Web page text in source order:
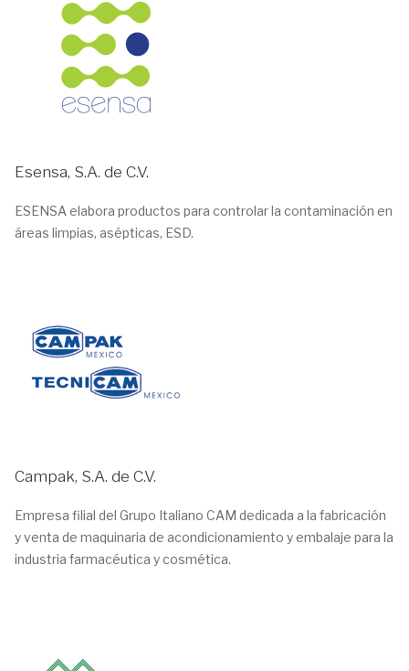
Esensa, S.A. de C.V.
ESENSA elabora productos para controlar la contaminación en
áreas limpias, asépticas, ESD.
Campak, S.A. de C.V.
Empresa filial del Grupo Italiano CAM dedicada a la fabricación
y venta de maquinaria de acondicionamiento y embalaje para la
industria farmacéutica y cosmética.